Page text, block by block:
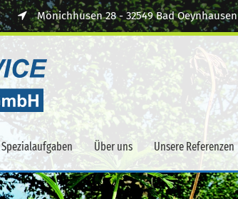
Mönichhusen 28 - 32549 Bad Oeynhausen
Spezialaufgaben Über uns Unsere Referenzen